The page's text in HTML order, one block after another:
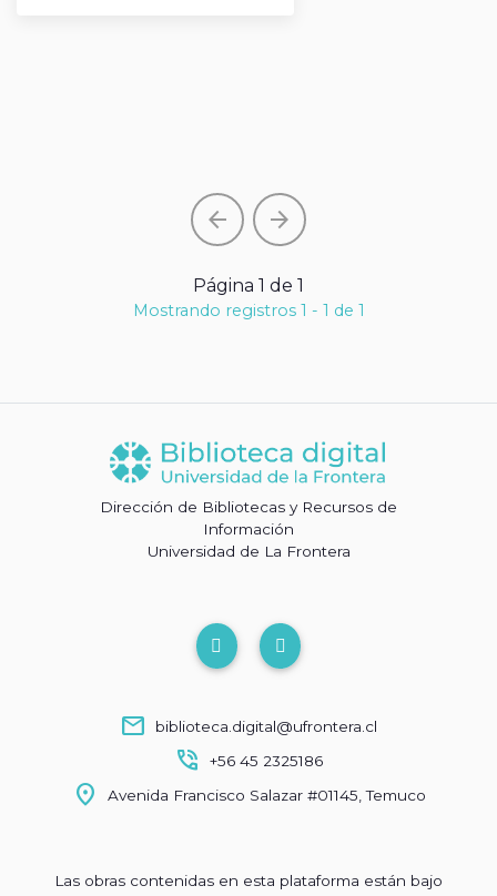
arrow_back arrow_forward
Página 1 de 1
Mostrando registros 1 - 1 de 1
Dirección de Bibliotecas y Recursos de
Información
Universidad de La Frontera
mail biblioteca.digital@ufrontera.cl
phone_in_talk +56 45 2325186
location_on Avenida Francisco Salazar #01145, Temuco
Las obras contenidas en esta plataforma están bajo